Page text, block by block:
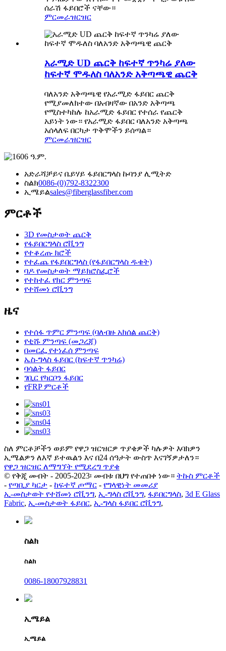
ሰራሽ ፋይበሮች ናቸው።
ምርመራዝርዝር
አራሚድ UD ጨርቅ ከፍተኛ ጥንካሬ ያለው
ከፍተኛ ሞዱለስ ባለአንድ አቅጣጫዊ ጨርቅ
ባለአንድ አቅጣጫዊ የአራሚድ ፋይበር ጨርቅ
የሚያመለክተው በአብዛኛው በአንድ አቅጣጫ
የሚስተካከሉ ከአራሚድ ፋይበር የተሰራ የጨርቅ
አይነት ነው። የአራሚድ ፋይበር ባለአንድ አቅጣጫ
አሰላለፍ በርካታ ጥቅሞችን ይሰጣል።
ምርመራዝርዝር
አድራሻቻይና ቤይሃይ ፋይበርግላስ ኩባንያ ሊሚትድ
ስልክ0086-(0)792-8322300
ኢሜይልsales@fiberglassfiber.com
ምርቶች
3D የመስታወት ጨርቅ
የፋይበርግላስ ሮቪንግ
የተቆረጡ ክሮች
የተፈጨ የፋይበርግላስ (የፋይበርግላስ ዱቄት)
ባዶ የመስታወት ማይክሮስፌሮች
የተከተፈ የክር ምንጣፍ
የተሸመነ ሮቪንግ
ዜና
የተሰፋ ጥምር ምንጣፍ (ባለብዙ አክሰል ጨርቅ)
የቲሹ ምንጣፍ (መጋረጃ)
በመርፌ የተነፈሰ ምንጣፍ
ኤስ-ግላስ ፋይበር (ከፍተኛ ጥንካሬ)
ባሳልት ፋይበር
ገቢር የካርቦን ፋይበር
የFRP ምርቶች
ስለ ምርቶቻችን ወይም የዋጋ ዝርዝርዎ ጥያቄዎች ካሉዎት እባክዎን
ኢሜልዎን ለእኛ ይተዉልን እና በ24 ሰዓታት ውስጥ እናገኝዎታለን።
የዋጋ ዝርዝር ለማግኘት የሚደረግ ጥያቄ
© የቅጂ መብት - 2005-2023፡ መብቱ በህግ የተጠበቀ ነው። ትኩስ ምርቶች
- የጣቢያ ካርታ - ከፍተኛ ጦማር - የግላዊነት መመሪያ
ኢ-መስታወት የተሸመነ ሮቪንግ, ኢ-ግላስ ሮቪንግ, ፋይበርግላስ, 3d E Glass
Fabric, ኢ-መስታወት ፋይበር, ኢ-ግላስ ፋይበር ሮቪንግ,
ስልክ
ስልክ
0086-18007928831
ኢሜይል
ኢሜይል